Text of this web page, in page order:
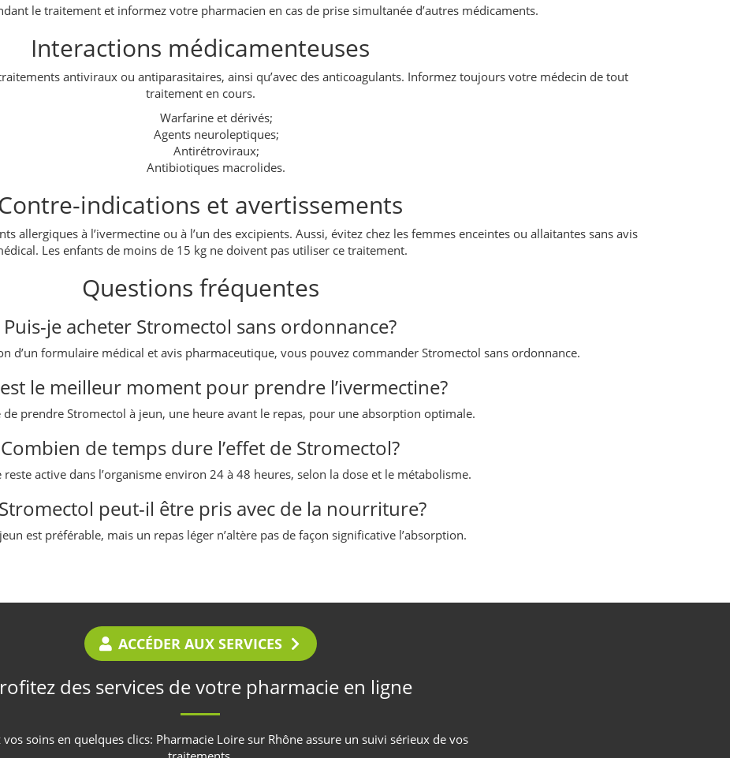
le traitement et informez votre pharmacien en cas de prise simultanée d’autres médicaments.
Interactions médicamenteuses
antiviraux ou antiparasitaires, ainsi qu’avec des anticoagulants. Informez toujours votre médecin de tout
traitement en cours.
Warfarine et dérivés;
Agents neuroleptiques;
Antirétroviraux;
Antibiotiques macrolides.
indications et avertissements
allergiques à l’ivermectine ou à l’un des excipients. Aussi, évitez chez les femmes enceintes ou allaitantes sans avis
Les enfants de moins de 15 kg ne doivent pas utiliser ce traitement.
Questions fréquentes
Puis-je acheter Stromectol sans ordonnance?
d’un formulaire médical et avis pharmaceutique, vous pouvez commander Stromectol sans ordonnance.
le meilleur moment pour prendre l’ivermectine?
de prendre Stromectol à jeun, une heure avant le repas, pour une absorption optimale.
Combien de temps dure l’effet de Stromectol?
reste active dans l’organisme environ 24 à 48 heures, selon la dose et le métabolisme.
peut-il être pris avec de la nourriture?
est préférable, mais un repas léger n’altère pas de façon significative l’absorption.
ACCÉDER AUX SERVICES
des services de votre pharmacie en ligne
soins en quelques clics: Pharmacie Loire sur Rhône assure un suivi sérieux de vos